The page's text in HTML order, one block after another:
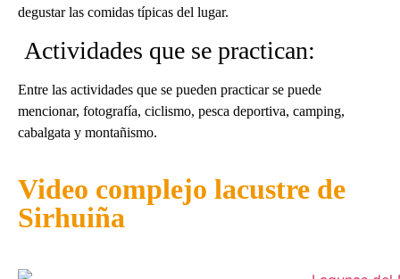
degustar las comidas típicas del lugar.
Actividades que se practican:
Entre las actividades que se pueden practicar se puede
mencionar, fotografía, ciclismo, pesca deportiva, camping,
cabalgata y montañismo.
Video complejo lacustre de
Sirhuiña